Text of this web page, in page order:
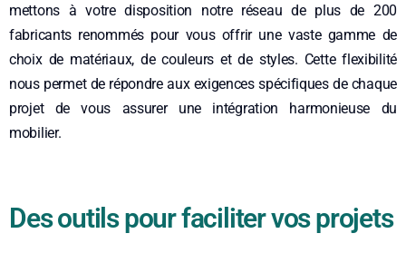
mettons à votre disposition notre réseau de plus de 200
fabricants renommés pour vous offrir une vaste gamme de
choix de matériaux, de couleurs et de styles. Cette flexibilité
nous permet de répondre aux exigences spécifiques de chaque
projet de vous assurer une intégration harmonieuse du
mobilier.
Des outils pour faciliter vos projets